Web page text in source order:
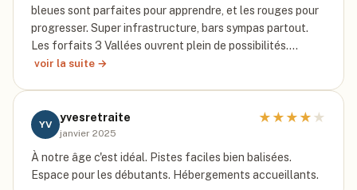
bleues sont parfaites pour apprendre, et les rouges pour
progresser. Super infrastructure, bars sympas partout.
Les forfaits 3 Vallées ouvrent plein de possibilités.…
voir la suite →
YV
yvesretraite
janvier 2025
★ ★ ★ ★ ★
À notre âge c'est idéal. Pistes faciles bien balisées.
Espace pour les débutants. Hébergements accueillants.